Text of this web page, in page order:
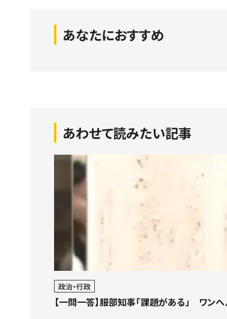
あなたにおすすめ
あわせて読みたい記事
政治・行政
【一問一答】服部知事「課題がある」 ワ